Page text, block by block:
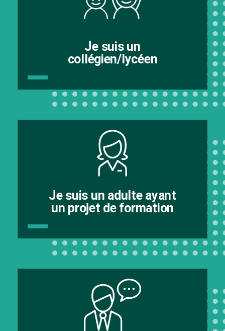
Je suis un
collégien/lycéen
Je suis un adulte ayant
un projet de formation